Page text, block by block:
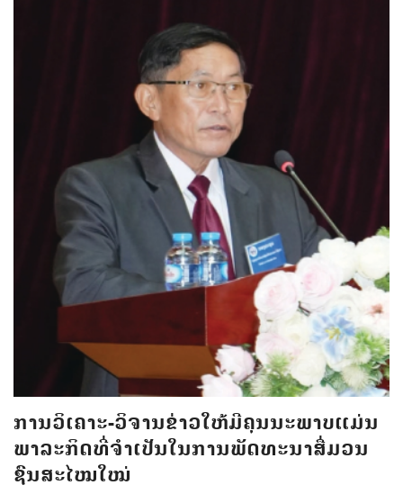
ການວິເຄາະ-ວິຈານຂ່າວໃຫ້ມີຄຸນນະພາບແມ່ນ
ພາລະກິດທີ່ຈຳເປັນໃນການພັດທະນາສື່ມວນ
ຊົນສະໄໝໃໝ່